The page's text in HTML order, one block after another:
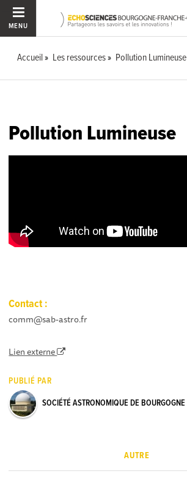
MENU
Accueil Les ressources Pollution Lumineuse
Pollution Lumineuse
Contact :
comm@sab-astro.fr
Lien externe
PUBLIÉ PAR
SOCIÉTÉ ASTRONOMIQUE DE BOURGOGNE
AUTRE